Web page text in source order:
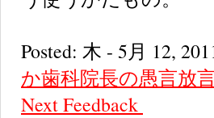
Posted: 木 - 5月 12,
か歯科院長の愚言放
NextFeedback